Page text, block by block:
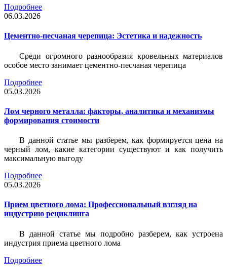
Подробнее
06.03.2026
Цементно-песчаная черепица: Эстетика и надежность
Среди огромного разнообразия кровельных материалов
особое место занимает цементно-песчаная черепица
Подробнее
05.03.2026
Лом черного металла: факторы, аналитика и механизмы
формирования стоимости
В данной статье мы разберем, как формируется цена на
черный лом, какие категории существуют и как получить
максимальную выгоду
Подробнее
05.03.2026
Прием цветного лома: Профессиональный взгляд на
индустрию рециклинга
В данной статье мы подробно разберем, как устроена
индустрия приема цветного лома
Подробнее